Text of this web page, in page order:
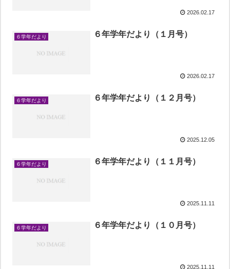
2026.02.17
６学年だより ６年学年だより（１月号）
2026.02.17
６学年だより ６年学年だより（１２月号）
2025.12.05
６学年だより ６年学年だより（１１月号）
2025.11.11
６学年だより ６年学年だより（１０月号）
2025.11.11